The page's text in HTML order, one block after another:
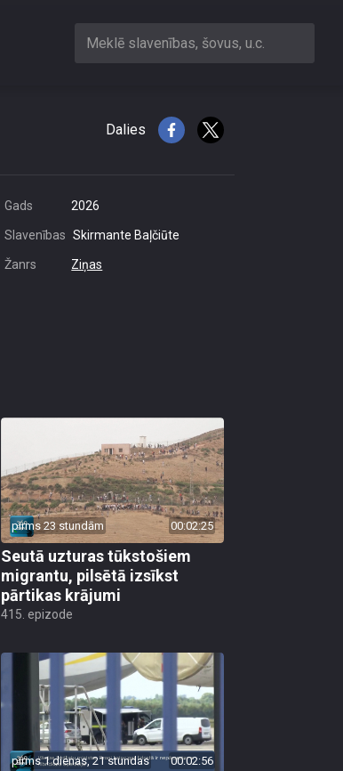
Meklē slavenības, šovus, u.c.
Dalies
Gads 2026
Slavenības Skirmante Baļčiūte
Žanrs Ziņas
pirms 23 stundām 00:02:25
Seutā uzturas tūkstošiem
migrantu, pilsētā izsīkst
pārtikas krājumi
415. epizode
pirms 1 dienas, 21 stundas 00:02:56